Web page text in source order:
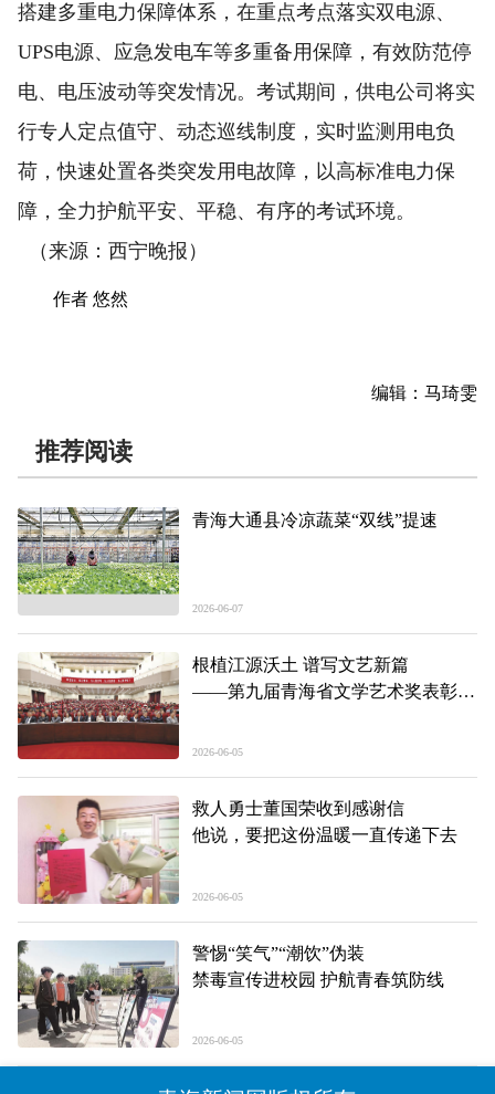
搭建多重电力保障体系，在重点考点落实双电源、
UPS电源、应急发电车等多重备用保障，有效防范停
电、电压波动等突发情况。考试期间，供电公司将实
行专人定点值守、动态巡线制度，实时监测用电负
荷，快速处置各类突发用电故障，以高标准电力保
障，全力护航平安、平稳、有序的考试环境。
（来源：西宁晚报）
作者 悠然
编辑：马琦雯
推荐阅读
青海大通县冷凉蔬菜“双线”提速
2026-06-07
根植江源沃土 谱写文艺新篇
——第九届青海省文学艺术奖表彰大
2026-06-05
救人勇士董国荣收到感谢信
他说，要把这份温暖一直传递下去
2026-06-05
警惕“笑气”“潮饮”伪装
禁毒宣传进校园 护航青春筑防线
2026-06-05